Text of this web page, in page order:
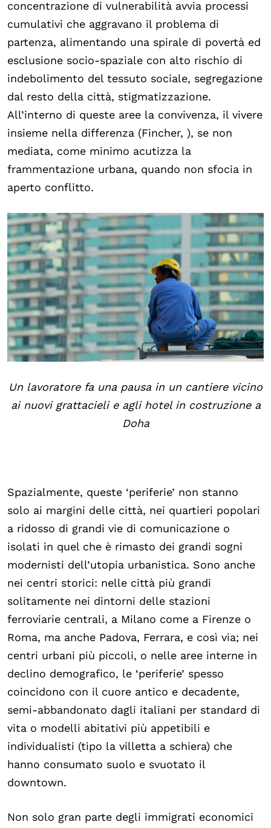
concentrazione di vulnerabilità avvia processi
cumulativi che aggravano il problema di
partenza, alimentando una spirale di povertà ed
esclusione socio-spaziale con alto rischio di
indebolimento del tessuto sociale, segregazione
dal resto della città, stigmatizzazione.
All’interno di queste aree la convivenza, il vivere
insieme nella differenza (Fincher, ), se non
mediata, come minimo acutizza la
frammentazione urbana, quando non sfocia in
aperto conflitto.
Un lavoratore fa una pausa in un cantiere vicino
ai nuovi grattacieli e agli hotel in costruzione a
Doha
Spazialmente, queste ‘periferie’ non stanno
solo ai margini delle città, nei quartieri popolari
a ridosso di grandi vie di comunicazione o
isolati in quel che è rimasto dei grandi sogni
modernisti dell’utopia urbanistica. Sono anche
nei centri storici: nelle città più grandi
solitamente nei dintorni delle stazioni
ferroviarie centrali, a Milano come a Firenze o
Roma, ma anche Padova, Ferrara, e così via; nei
centri urbani più piccoli, o nelle aree interne in
declino demografico, le ‘periferie’ spesso
coincidono con il cuore antico e decadente,
semi-abbandonato dagli italiani per standard di
vita o modelli abitativi più appetibili e
individualisti (tipo la villetta a schiera) che
hanno consumato suolo e svuotato il
downtown.
Non solo gran parte degli immigrati economici